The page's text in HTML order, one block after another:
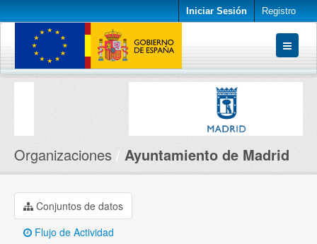
Iniciar Sesión Registro
Conjuntos de datos
Organizaciones Ayuntamiento de Madrid
Conjuntos de datos
Flujo de Actividad